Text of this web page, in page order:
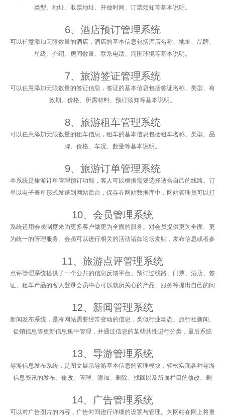
类型、地址、取票地址、开放时间、订票须知等基本说明。
6、酒店预订管理系统
可以任意添加无限数量的酒店，酒店的基本信息包括酒店名称、地址、品牌、
星级、介绍、房间数量、联系电话、周围环境等基本说明。
7、旅游签证管理系统
可以任意添加无限数量的签证信息，签证的基本信息包括签证名称、类型、有
效期、价格、所需材料、预订须知等基本说明。
8、旅游租车管理系统
可以任意添加无限数量的租车信息，租车的基本信息包括租车名称、类型、品
牌、价格、车况、数量等基本说明。
9、旅游订单管理系统
本系统是旅游订单管理预订功能，客人可以根据需要选择适合自己的线路。订
单以电子表单形式发送到网站后台，保存在网站数据库中，网站管理员可以打
10、会员管理系统
系统运用会员制度来为更多客户做更为全面的服务。对会员提供更为全面、更
为统一的管理服务。会员可以进行相关的活动诸如论坛发贴，发布信息或者参
11、旅游点评管理系统
点评管理系统提供了一个公共的信息反馈平台。预订过线路、门票、酒店、签
证、租车产品的客人登录会员中心可以就所关心的产品、服务等提出自己的问
流，也可以提出对在线预订服务的满意程度和各种建议。网站管理员可以自由
设置点评奖金金额等信息。客人可在会员中心查看自己的点评奖励情况。
12、新闻管理系统
新闻发布系统，是将网站需要经常变动的信息，类似行业动态、旅行社新闻、
促销信息等更新信息集中管理，并通过信息的某些共性进行分类，最后系统
13、导游管理系统
导游信息发布系统，是图文展示导游基本信息的管理模块，轻松实现各种导游
信息资讯的发布、修改、管理、添加、删除、找回以及所属栏目的修改、删
14、广告管理系统
可以对广告图片的内容，广告时间进行详细的设置与管理。为网站在网上将重